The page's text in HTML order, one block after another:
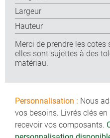
Largeur
Hauteur
Merci de prendre les cotes
elles sont sujettes à des
matériau.
Personnalisation : Nous
vos besoins. Livrés clés
recevoir vos composants.